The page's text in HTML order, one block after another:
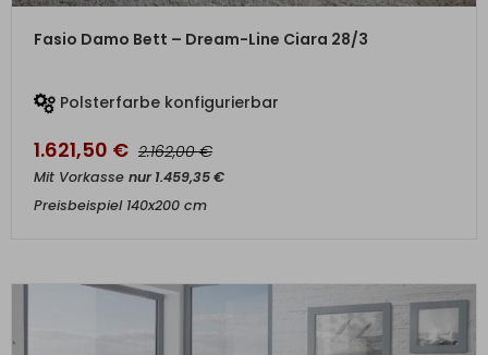
ZUM PRODUKT
Fasio Damo Bett – Dream-Line Ciara 28/3
Polsterfarbe konfigurierbar
1.621,50 € 2.162,00€
Mit Vorkasse nur1.459,35€
Preisbeispiel 140x200 cm